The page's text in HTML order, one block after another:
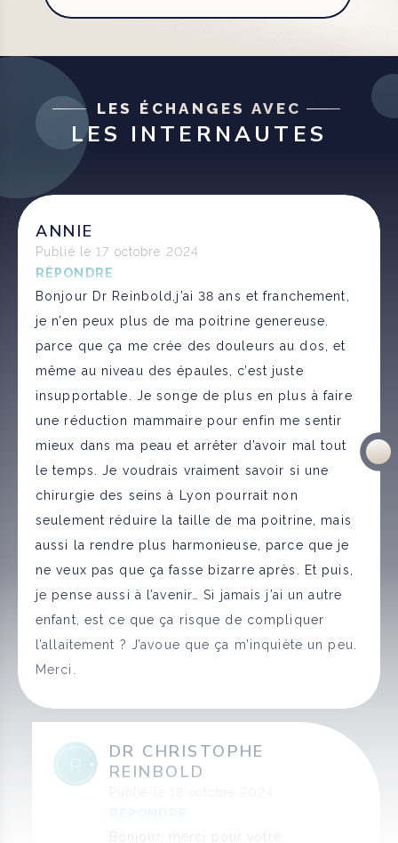
LES ÉCHANGES AVEC
LES INTERNAUTES
ANNIE
Publié le 17 octobre 2024
RÉPONDRE
Bonjour Dr Reinbold,j’ai 38 ans et franchement,
je n’en peux plus de ma poitrine genereuse.
parce que ça me crée des douleurs au dos, et
même au niveau des épaules, c’est juste
insupportable. Je songe de plus en plus à faire
une réduction mammaire pour enfin me sentir
mieux dans ma peau et arrêter d’avoir mal tout
le temps. Je voudrais vraiment savoir si une
chirurgie des seins à Lyon pourrait non
seulement réduire la taille de ma poitrine, mais
aussi la rendre plus harmonieuse, parce que je
ne veux pas que ça fasse bizarre après. Et puis,
je pense aussi à l’avenir… Si jamais j’ai un autre
enfant, est ce que ça risque de compliquer
l’allaitement ? J’avoue que ça m’inquiète un peu.
Merci.
DR CHRISTOPHE
REINBOLD
Bonjour, merci pour votre